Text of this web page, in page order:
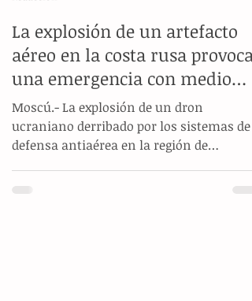
La explosión de un artefacto
aéreo en la costa rusa provoca
una emergencia con medio
centenar de afectados
Moscú.- La explosión de un dron
ucraniano derribado por los sistemas de
defensa antiaérea en la región de